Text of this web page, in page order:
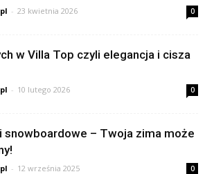
- 23 kwietnia 2026 0
w Villa Top czyli elegancja i cisza
- 10 lutego 2026 0
snowboardowe – Twoja zima może
- 12 września 2025 0